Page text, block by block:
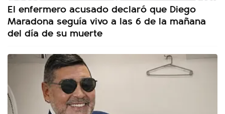
El enfermero acusado declaró que Diego
Maradona seguía vivo a las 6 de la mañana
del día de su muerte